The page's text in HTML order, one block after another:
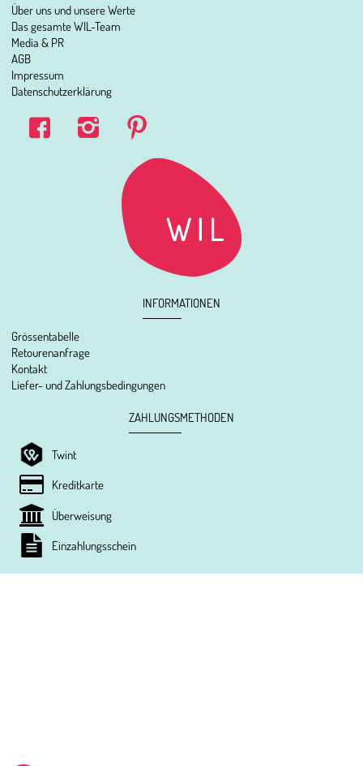
Über uns und unsere Werte
Das gesamte WIL-Team
Media & PR
AGB
Impressum
Datenschutzerklärung
INFORMATIONEN
Grössentabelle
Retourenanfrage
Kontakt
Liefer- und Zahlungsbedingungen
ZAHLUNGSMETHODEN
Twint
Kreditkarte
Überweisung
Einzahlungsschein